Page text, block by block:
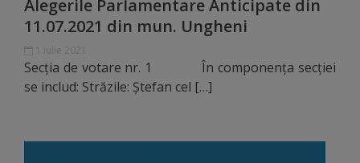
calitate
Consiliul
Municipal
Secretar
Alegerile Parlamentare Anticipate din
11.07.2021 din mun. Ungheni
Secţia de votare nr. 1 În componenţa secţiei
se includ: Străzile: Ştefan cel […]